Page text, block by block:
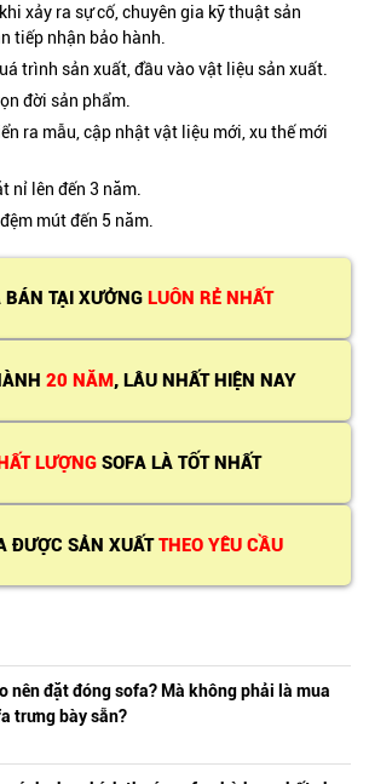
xảy ra sự cố, chuyên gia kỹ thuật sản
tiếp nhận bảo hành.
trình sản xuất, đầu vào vật liệu sản xuất.
đời sản phẩm.
ra mẫu, cập nhật vật liệu mới, xu thế mới
nỉ lên đến 3 năm.
mút đến 5 năm.
BÁN TẠI XƯỞNG LUÔN RẺ NHẤT
20 NĂM, LÂU NHẤT HIỆN NAY
LƯỢNGSOFA LÀ TỐT NHẤT
ĐƯỢC SẢN XUẤT THEO YÊU CẦU
nên đặt đóng sofa? Mà không phải là mua
trưng bày sẵn?